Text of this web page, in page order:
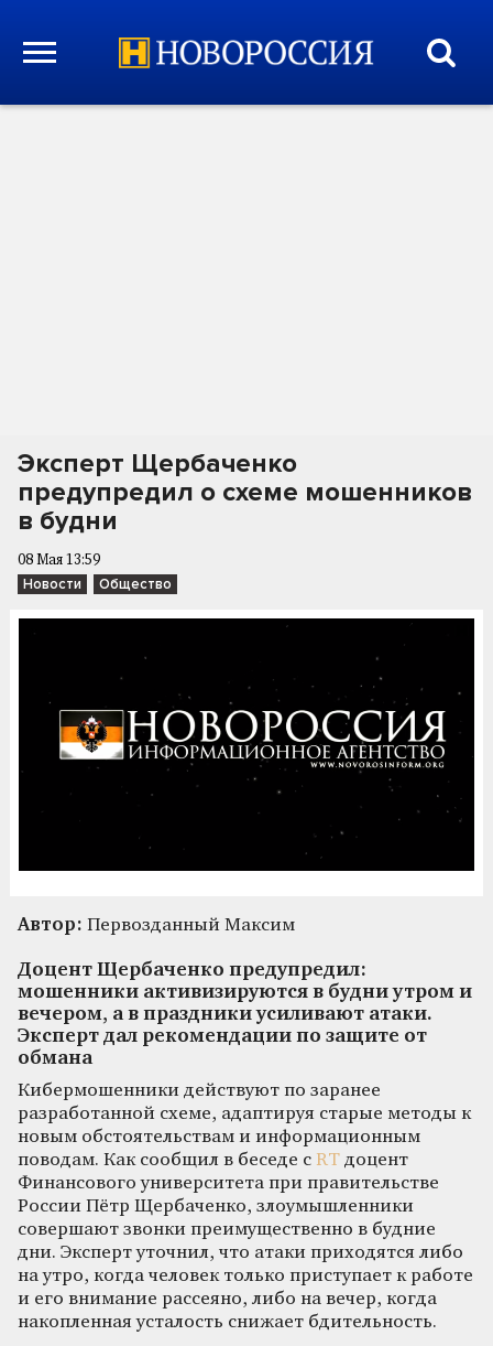
Эксперт Щербаченко
предупредил о схеме мошенников
в будни
08 Мая 13:59
Новости Общество
Автор: Первозданный Максим
Доцент Щербаченко предупредил:
мошенники активизируются в будни утром и
вечером, а в праздники усиливают атаки.
Эксперт дал рекомендации по защите от
обмана
Кибермошенники действуют по заранее
разработанной схеме, адаптируя старые методы к
новым обстоятельствам и информационным
поводам. Как сообщил в беседе с RT доцент
Финансового университета при правительстве
России Пётр Щербаченко, злоумышленники
совершают звонки преимущественно в будние
дни. Эксперт уточнил, что атаки приходятся либо
на утро, когда человек только приступает к работе
и его внимание рассеяно, либо на вечер, когда
накопленная усталость снижает бдительность.